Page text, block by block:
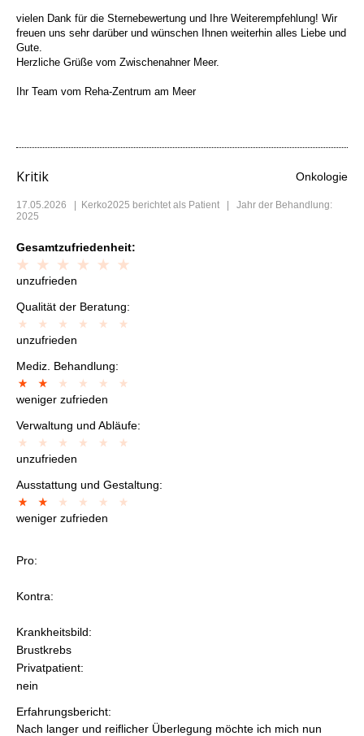
vielen Dank für die Sternebewertung und Ihre Weiterempfehlung! Wir
freuen uns sehr darüber und wünschen Ihnen weiterhin alles Liebe und
Gute.
Herzliche Grüße vom Zwischenahner Meer.
Ihr Team vom Reha-Zentrum am Meer
Kritik Onkologie
17.05.2026 Kerko2025 berichtet als Patient | Jahr der Behandlung:
2025
Gesamtzufriedenheit:
unzufrieden
Qualität der Beratung:
unzufrieden
Mediz. Behandlung:
weniger zufrieden
Verwaltung und Abläufe:
unzufrieden
Ausstattung und Gestaltung:
weniger zufrieden
Pro:
Kontra:
Krankheitsbild:
Brustkrebs
Privatpatient:
nein
Erfahrungsbericht:
Nach langer und reiflicher Überlegung möchte ich mich nun